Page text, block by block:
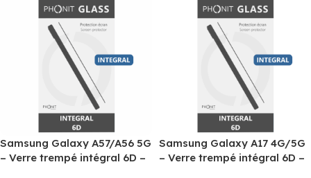
Samsung Galaxy A57/A56 5G
– Verre trempé intégral 6D –
Samsung Galaxy A17 4G/5G
– Verre trempé intégral 6D –